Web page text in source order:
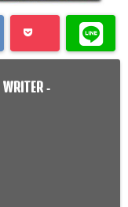
WRITER -